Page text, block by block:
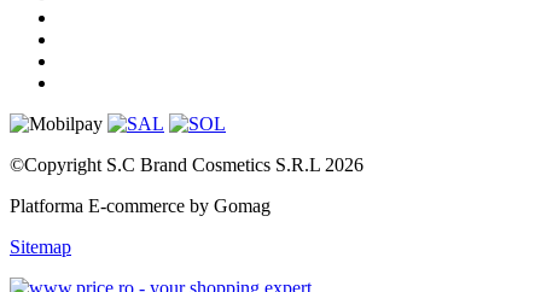
©Copyright S.C Brand Cosmetics S.R.L 2026
Platforma E-commerce by Gomag
Sitemap